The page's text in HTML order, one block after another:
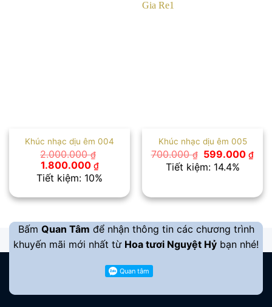
Khúc nhạc dịu êm 004
2.000.000₫
Giá
gốc
là:
1.800.000 ₫Giá
hiện
tại
1.800.000 ₫.
Tiết kiệm: 10%
Khúc nhạc dịu êm 005
700.000₫
Giá
gốc
là:
599.000₫Giá
Tiết kiệm: 14.4%
Bấm Quan Tâm để nhận thông tin các chương trình
khuyến mãi mới nhất từ Hoa tươi Nguyệt Hỷ bạn nhé!